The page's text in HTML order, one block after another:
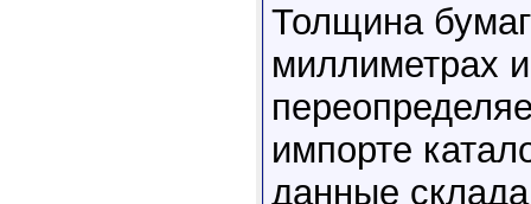
Толщина
миллиметрах
импорте
данные